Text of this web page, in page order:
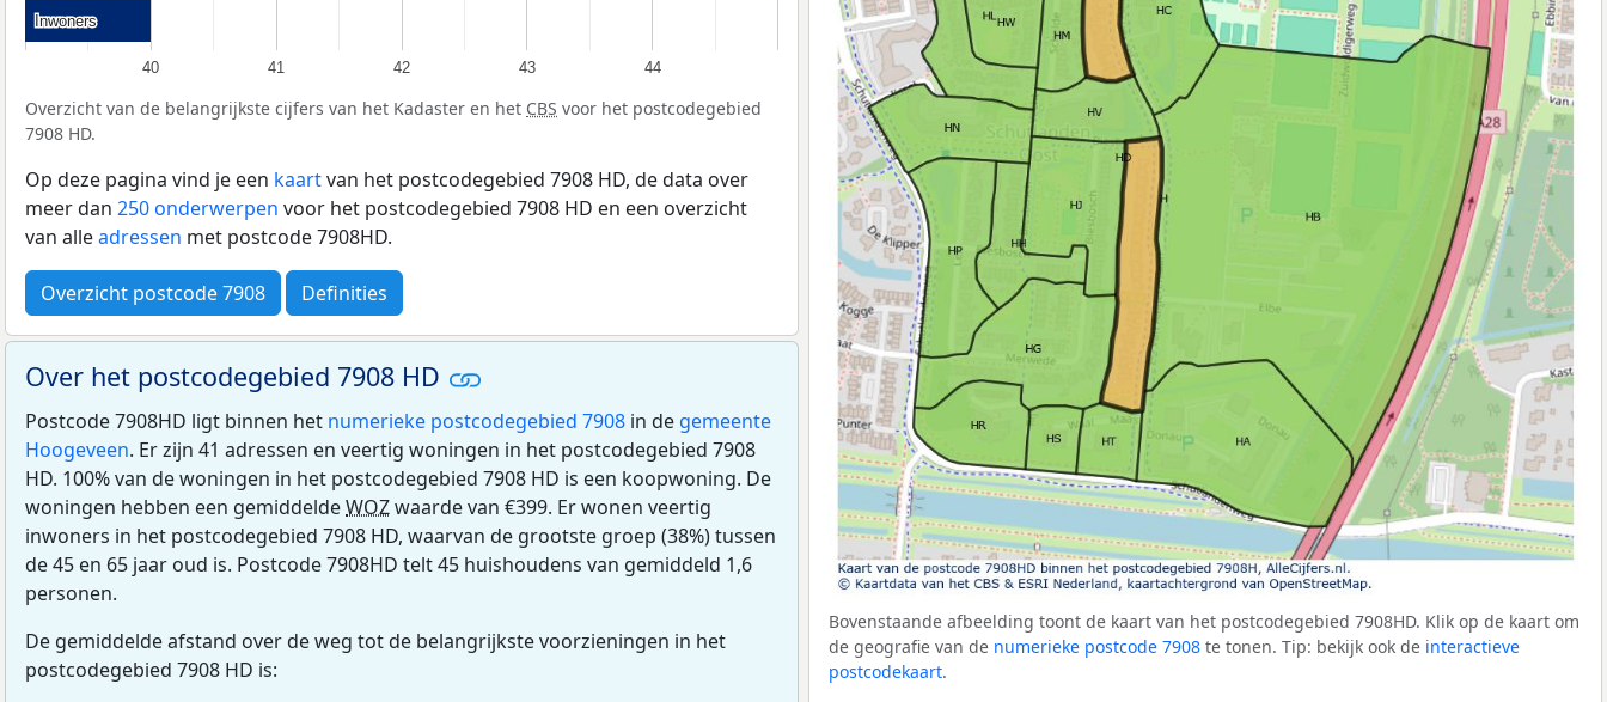
40 41 42 43 44
Inwoners
Inwoners
Overzicht van de belangrijkste cijfers van het Kadaster en het CBS voor het postcodegebied
7908 HD.
Op deze pagina vind je een kaartvan het postcodegebied 7908 HD, de data over
meer dan 250 onderwerpen voor het postcodegebied 7908 HD en een overzicht
van alleadressen met postcode 7908HD.
Overzicht postcode 7908 Definities
Over het postcodegebied 7908 HD
Postcode 7908HD ligt binnen het numerieke postcodegebied 7908 in de gemeente
Hoogeveen. Er zijn 41 adressen en veertig woningen in het postcodegebied 7908
HD. 100% van de woningen in het postcodegebied 7908 HD is een koopwoning. De
woningen hebben een gemiddeldeWOZwaarde van €399. Er wonen veertig
inwoners in het postcodegebied 7908 HD, waarvan de grootste groep (38%) tussen
de 45 en 65 jaar oud is. Postcode 7908HD telt 45 huishoudens van gemiddeld 1,6
personen.
De gemiddelde afstand over de weg tot de belangrijkste voorzieningen in het
postcodegebied 7908 HD is:
Bovenstaande afbeelding toont de kaart van het postcodegebied 7908HD. Klik op de kaart om
de geografie van de numerieke postcode 7908 te tonen. Tip: bekijk ook de interactieve
postcodekaart.